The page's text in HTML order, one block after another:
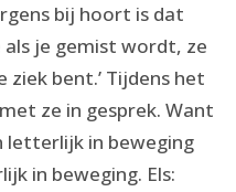
bij hoort is dat
je gemist wordt, ze
ziek bent.’ Tijdens het
ze in gesprek. Want
letterlijk in beweging
in beweging. Els: